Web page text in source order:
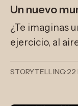
Un nuevo
¿Te imaginas
ejercicio, al
Esto ya existe.
STORYTELLING·22